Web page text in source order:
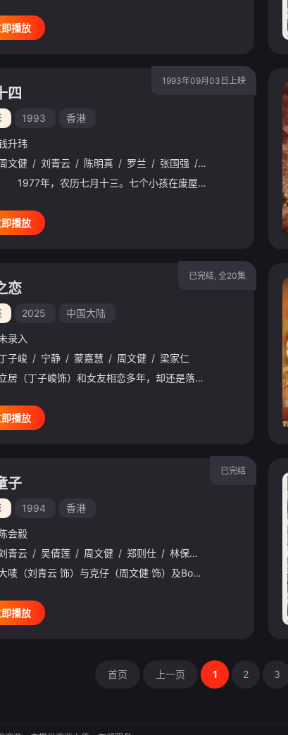
即播放
1993年09月03日上映
四
1993 香港
升玮
文健 / 刘青云 / 陈明真 / 罗兰 / 张国强 / 陶大宇 /
1977年，农历七月十三。七个小孩在废屋中发下毒誓，相约每年的农历七月十四都要相聚一次。1993年，农历七月初七。一对男女离奇死亡，刑警周警官（周文健饰）和他的新搭档（刘青云饰）奉命追查。在调查追
即播放
已完结, 全20集
恋
2025 中国大陆
录入
子峻 / 宁静 / 蒙嘉慧 / 周文健 / 梁家仁
立居（丁子峻饰）和女友相恋多年，却还是落得一个分道扬镳的下场。这段感情令立居十分手上，陷入低沉的情绪中无法自拔。一次偶然中，立居邂逅了名为边庭花（宁静饰）的女子，边庭花的个性古灵精怪，满脑子的奇思妙想，和崇尚自然的立居很不一样，然而，在这性格迥异的两人之间却起了奇妙的化学反应，两颗心渐渐靠近。之后，立居又认识了富家千金安儿（蒙嘉慧饰），几人之间结下了坚实的友谊。立居想要在上海开店，遂寻求边庭花的帮助。然而，令他没有想到的是，巨大的失败令自己很快就沦落到身无分文的境地，偌大的城市中，无处可去的立居只得暂时住
即播放
已完结
子
1994 香港
陈会毅
青云 / 吴倩莲 / 周文健 / 郑则仕 / 林保怡
大唛（刘青云 饰）与克仔（周文健 饰）及Bowie（林保怡 饰）三个死党，均染上赌马嗜好，利用赌马去制造梦想与成就。而大唛幸有何May（吴倩莲 饰）的鼓励与提点，尚不至恋马烂赌之徒。一次，Bowi
即播放
首页 上一页 1 2 3